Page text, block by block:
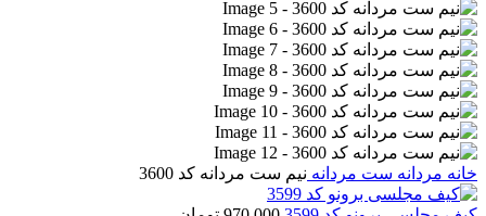
خانه مردانه ست مردانه نیم ست مردانه کد 3600